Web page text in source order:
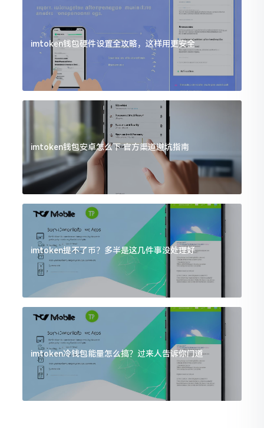
imtoken钱包硬件设置全攻略，这样用更安全
imtoken钱包安卓怎么下 官方渠道避坑指南
imtoken提不了币？多半是这几件事没处理好
imtoken冷钱包能量怎么搞？过来人告诉你门道